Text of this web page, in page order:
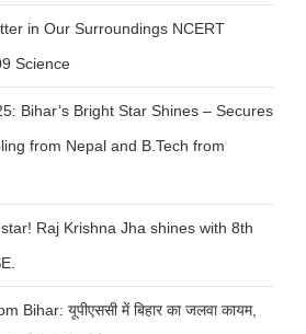
in Our Surroundings NCERT
Science
Bihar’s Bright Star Shines – Secures
from Nepal and B.Tech from
Raj Krishna Jha shines with 8th
Bihar: यूपीएससी में बिहार का जलवा कायम,